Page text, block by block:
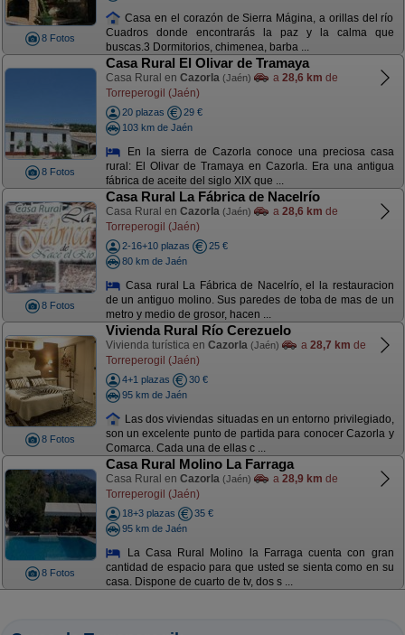
8 Fotos
Casa en el corazón de Sierra Mágina, a orillas del río
Cuadros donde encontrarás la paz y la calma que
buscas.3 Dormitorios, chimenea, barba ...
8 Fotos
Casa Rural El Olivar de Tramaya
Casa Rural en Cazorla (Jaén) a 28,6 km de
Torreperogil (Jaén)
20 plazas
29 €
103 km de Jaén
En la sierra de Cazorla conoce una preciosa casa
rural: El Olivar de Tramaya en Cazorla. Era una antigua
fábrica de aceite del siglo XIX que ...
8 Fotos
Casa Rural La Fábrica de Nacelrío
Casa Rural en Cazorla (Jaén) a 28,6 km de
Torreperogil (Jaén)
2-16+10 plazas
25 €
80 km de Jaén
Casa rural La Fábrica de Nacelrío, el la restauracion
de un antiguo molino. Sus paredes de toba de mas de un
metro y medio de grosor, hacen ...
8 Fotos
Vivienda Rural Río Cerezuelo
Vivienda turística en Cazorla (Jaén) a 28,7 km de
Torreperogil (Jaén)
4+1 plazas
30 €
95 km de Jaén
Las dos viviendas situadas en un entorno privilegiado,
son un excelente punto de partida para conocer Cazorla y
Comarca. Cada una de ellas c ...
8 Fotos
Casa Rural Molino La Farraga
Casa Rural en Cazorla (Jaén) a 28,9 km de
Torreperogil (Jaén)
18+3 plazas
35 €
95 km de Jaén
La Casa Rural Molino la Farraga cuenta con gran
cantidad de espacio para que usted se sienta como en su
casa. Dispone de cuarto de tv, dos s ...